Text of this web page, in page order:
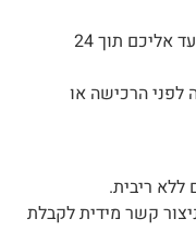
ניתן להזמין משלוח + תלייה מקצועית עד אליכם תוך 24
לפני הרכישה או
קשר מידית לקבלת